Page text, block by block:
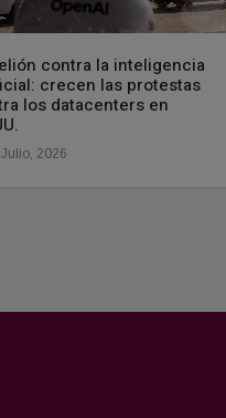
contra la inteligencia
crecen las protestas
los datacenters en
2026